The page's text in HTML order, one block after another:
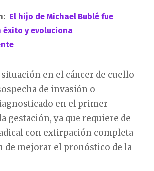
El hijo de Michael Bublé fue
éxito y evoluciona
en el cáncer de cuello
de invasión o
en el primer
gestación, ya que requiere de
con extirpación completa
de mejorar el pronóstico de la